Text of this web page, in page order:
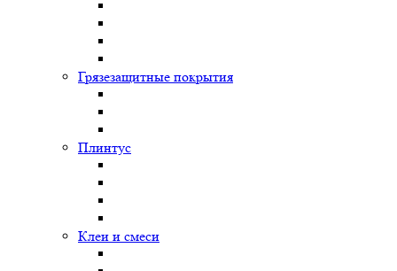
Грязезащитные покрытия
Плинтус
Клеи и смеси